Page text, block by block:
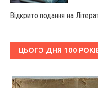
Відкрито подання на
ЦЬОГО ДНЯ 100